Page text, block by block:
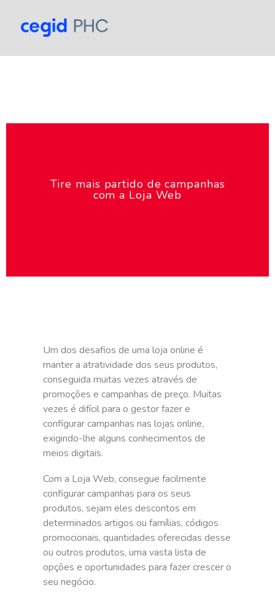
Tire mais partido de campanhas
com a Loja Web
Um dos desafios de uma loja online é
manter a atratividade dos seus produtos,
conseguida muitas vezes através de
promoções e campanhas de preço. Muitas
vezes é difícil para o gestor fazer e
configurar campanhas nas lojas online,
exigindo-lhe alguns conhecimentos de
meios digitais.
Com a Loja Web, consegue facilmente
configurar campanhas para os seus
produtos, sejam eles descontos em
determinados artigos ou famílias, códigos
promocionais, quantidades oferecidas desse
ou outros produtos, uma vasta lista de
opções e oportunidades para fazer crescer o
seu negócio.